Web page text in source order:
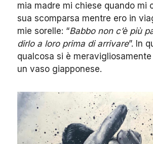
mia madre mi chiese quando mi
sua scomparsa mentre ero in
mie sorelle: “Babbo non c’è più
dirlo a loro prima di arrivare”. In
qualcosa si è
un vaso giapponese.